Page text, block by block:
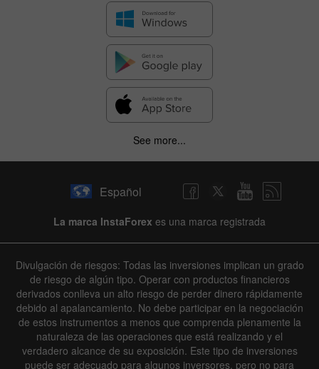
See more...
Español
La marca InstaForex es una marca registrada
Divulgación de riesgos: Todas las inversiones implican un grado
de riesgo de algún tipo. Operar con productos financieros
derivados conlleva un alto riesgo de perder dinero rápidamente
debido al apalancamiento. No debe participar en la negociación
de estos instrumentos a menos que comprenda plenamente la
naturaleza de las operaciones que está realizando y el
verdadero alcance de su exposición. Este tipo de inversiones
puede ser adecuado para algunos inversores, pero no para